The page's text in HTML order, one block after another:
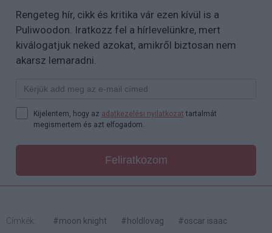
Rengeteg hír, cikk és kritika vár ezen kívül is a
Puliwoodon. Iratkozz fel a hírlevelünkre, mert
kiválogatjuk neked azokat, amikről biztosan nem
akarsz lemaradni.
Kijelentem, hogy az adatkezelési nyilatkozat tartalmát
megismertem és azt elfogadom.
Feliratkozom
Címkék: #moon knight #holdlovag
#oscar isaac